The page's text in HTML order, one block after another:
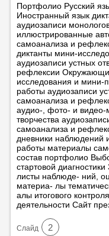
Портфолио Русский
Иностранный язык
аудиозаписи
иллюстрированные
самоанализа и
диктанты мини-
аудиозаписи устных
рефлексии
исследования и мини-
работы аудиозаписи
самоанализа и
аудио-, фото- и видео-
творчества
самоанализа и
дневники наблюдений
работы материалы
состав портфолио
стартовой
листы наблюде- ний,
материа- лы
алы итогового
деятельности Сайт
Cлайд 2